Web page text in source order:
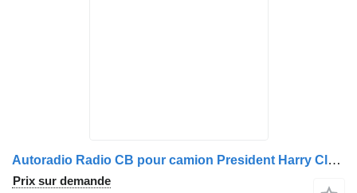
Autoradio Radio CB pour camion President Harry Classic
Prix sur demande